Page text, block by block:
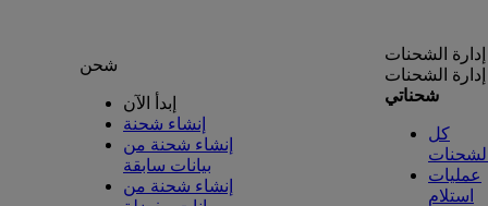
شحن
إبدأ الآن
إنشاء شحنة
إنشاء شحنة من
بيانات سابقة
إنشاء شحنة من
إدارة الشحنات
إدارة الشحنات
شحناتي
كل
عمليات
استلام